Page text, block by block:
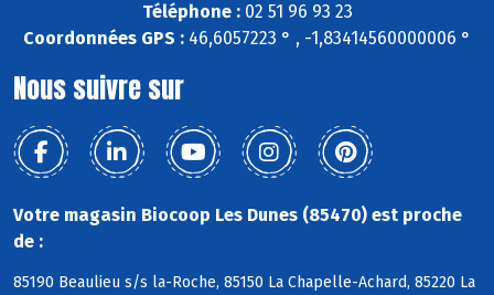
Téléphone :02 51 96 93 23
Coordonnées GPS : 46,6057223 ° , -1,83414560000006 °
Nous suivre sur
Votre magasin Biocoop Les Dunes (85470) est proche
de :
85190 Beaulieu s/s la-Roche, 85150 La Chapelle-Achard, 85220 La